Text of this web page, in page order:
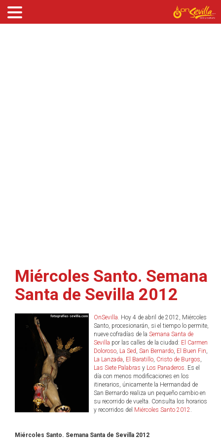
Miércoles Santo. Semana
Santa de Sevilla 2012
OnSevilla. Hoy 4 de abril de 2012, Miércoles
Santo, procesionarán, si el tiempo lo permite,
nueve cofradías de la Semana Santa de
Sevilla por las calles de la ciudad: El Carmen
Doloroso, La Sed, San Bernardo, El Buen Fin,
La Lanzada, El Baratillo, Cristo de Burgos,
Las Siete Palabras y Los Panaderos. Es el
día con menos modificaciones en los
itinerarios, únicamente la Hermandad de
San Bernardo realiza un pequeño cambio en
su recorrido de vuelta. Consulta los horarios
y recorridos del Miércoles Santo 2012.
Miércoles Santo. Semana Santa de Sevilla 2012